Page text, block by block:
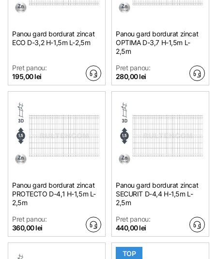
Panou gard bordurat zincat
ECO D-3,2 H-1,5m L-2,5m
Pret panou:
195,00 lei
Panou gard bordurat zincat
OPTIMA D-3,7 H-1,5m L-
2,5m
Pret panou:
280,00 lei
Panou gard bordurat zincat
PROTECTO D-4,1 H-1,5m L-
2,5m
Pret panou:
360,00 lei
Panou gard bordurat zincat
SECURIT D-4,4 H-1,5m L-
2,5m
Pret panou:
440,00 lei
TOP